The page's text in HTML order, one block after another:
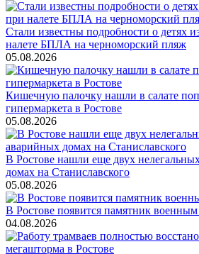
Стали известны подробности о детях
налете БПЛА на черноморский пляж
05.08.2026
Кишечную палочку нашли в салате
гипермаркета в Ростове
05.08.2026
В Ростове нашли еще двух
домах на Станиславского
05.08.2026
В Ростове появится памятник
04.08.2026